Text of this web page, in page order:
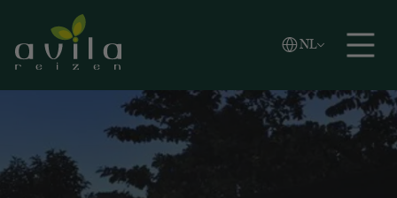
Zoeken
NL
Vlaams
English